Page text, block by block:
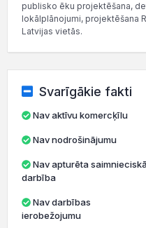
publisko ēku projektēšana,
lokālplānojumi, projektēšana
Latvijas vietās.
Svarīgākie fakti
Nav aktīvu komercķīlu
Nav nodrošinājumu
darbība
ierobežojumu